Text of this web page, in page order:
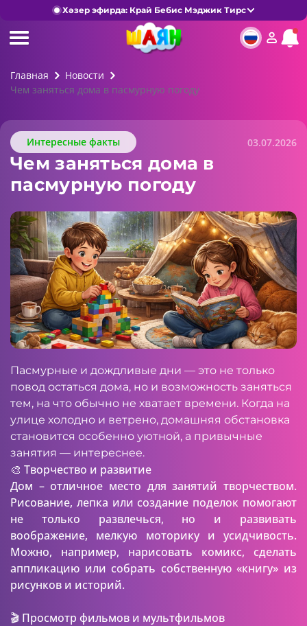
Хәзер эфирда: Край Бебис Мэджик Тирс
Главная
Новости
Чем заняться дома в пасмурную погоду
Интересные факты 03.07.2026
Чем заняться дома в
пасмурную погоду
Пасмурные и дождливые дни — это не только
повод остаться дома, но и возможность заняться
тем, на что обычно не хватает времени. Когда на
улице холодно и ветрено, домашняя обстановка
становится особенно уютной, а привычные
занятия — интереснее.
🎨 Творчество и развитие
Дом – отличное место для занятий творчеством.
Рисование, лепка или создание поделок помогают
не только развлечься, но и развивать
воображение, мелкую моторику и усидчивость.
Можно, например, нарисовать комикс, сделать
аппликацию или собрать собственную «книгу» из
рисунков и историй.
🎬 Просмотр фильмов и мультфильмов